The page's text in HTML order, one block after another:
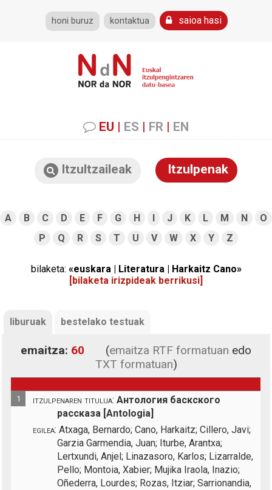
honi buruz kontaktua saioa hasi
EU | ES | FR | EN
Itzultzaileak Itzulpenak
A B C D E F G H I J K L M N
O
P
Q R S T U V W X Y Z
bilaketa: «euskara | Literatura | Harkaitz Cano»
[bilaketa irizpideak berrikusi]
liburuak bestelako testuak
emaitza: 60 (emaitza RTF formatuan edo
TXT formatuan)
1 itzulpenaren titulua: Антология баскского
рассказа [Antologia]
egilea: Atxaga, Bernardo; Cano, Harkaitz; Cillero, Javi;
Garzia Garmendia, Juan; Iturbe, Arantxa;
Lertxundi, Anjel; Linazasoro, Karlos; Lizarralde,
Pello; Montoia, Xabier; Mujika Iraola, Inazio;
Oñederra, Lourdes; Rozas, Itziar; Sarrionandia,